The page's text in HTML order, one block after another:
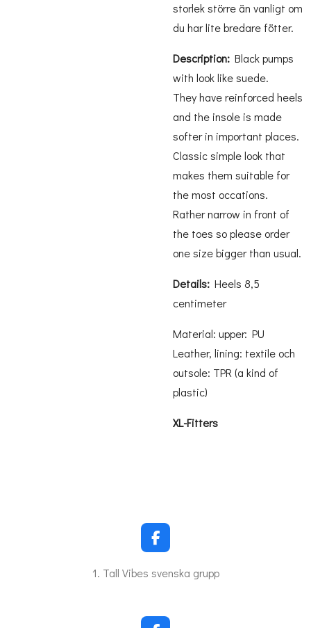
storlek större än vanligt om
du har lite bredare fötter.
Description: Black pumps
with look like suede.
They have reinforced heels
and the insole is made
softer in important places.
Classic simple look that
makes them suitable for
the most occations.
Rather narrow in front of
the toes so please order
one size bigger than usual.
Details: Heels 8,5
centimeter
Material: upper: PU
Leather, lining: textile och
outsole: TPR (a kind of
plastic)
XL-Fitters
F
a
c
o
1. Tall Vibes svenska grupp